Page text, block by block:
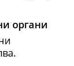
органи